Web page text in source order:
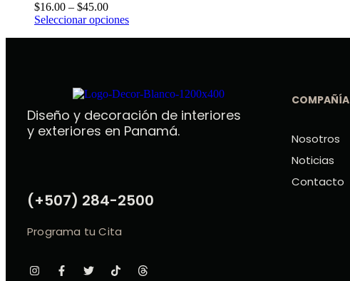
$16.00 – $45.00
Seleccionar opciones
Diseño y decoración de interiores
y exteriores en Panamá.
(+507) 284-2500
Programa tu Cita
COMPAÑÍA
Nosotros
Noticias
Contacto